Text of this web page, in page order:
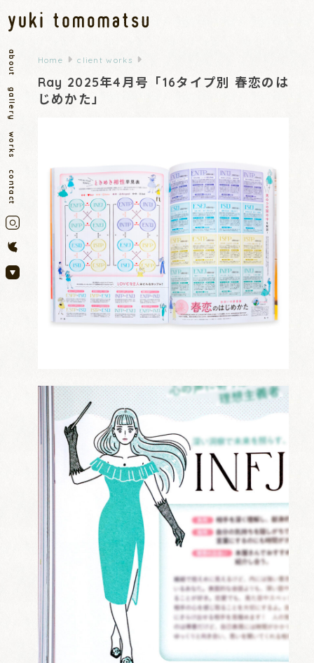
about
gallery
works
contact
Home client works
Ray 2025年4月号「16タイプ別 春恋のは
じめかた」